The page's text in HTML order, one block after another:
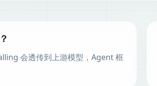
会透传到上游模型，Agent 框